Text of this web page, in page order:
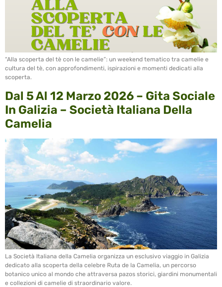
“Alla scoperta del tè con le camelie”: un weekend tematico tra camelie e
cultura del tè, con approfondimenti, ispirazioni e momenti dedicati alla
scoperta.
Dal 5 Al 12 Marzo 2026 – Gita Sociale
In Galizia – Società Italiana Della
Camelia
La Società Italiana della Camelia organizza un esclusivo viaggio in Galizia
dedicato alla scoperta della celebre Ruta de la Camelia, un percorso
botanico unico al mondo che attraversa pazos storici, giardini monumentali
e collezioni di camelie di straordinario valore.